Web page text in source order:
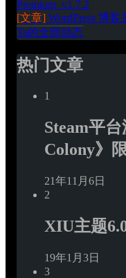
Premium_v1.7.2
[文章] WordPress 博客
Ta的全部动态
热门文章
1
Steam平
Colony》
21年11月6日
2
XIU主题
19年1月3日
3